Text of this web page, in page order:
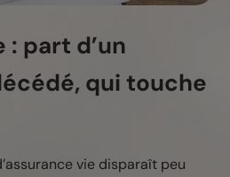
part d’un
qui touche
vie disparaît peu